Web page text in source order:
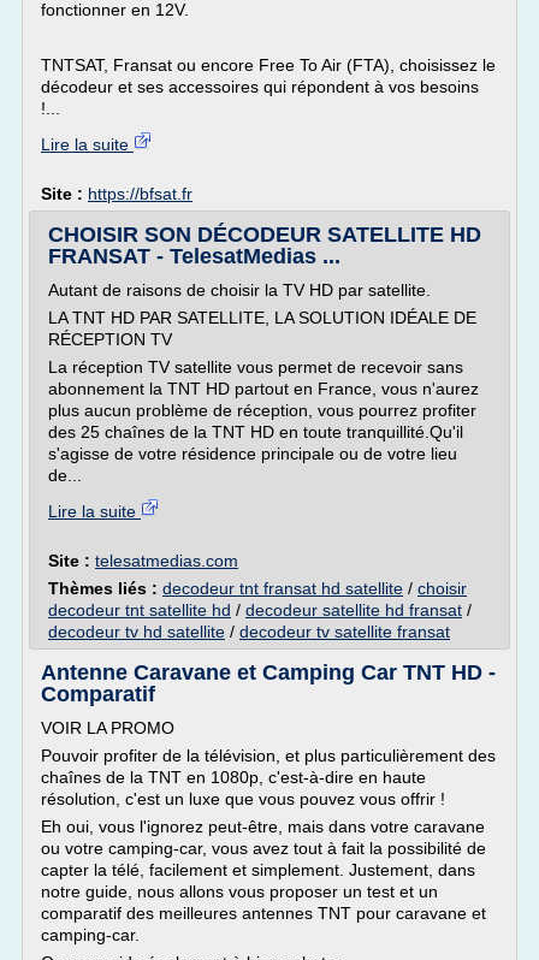
fonctionner en 12V.
TNTSAT, Fransat ou encore Free To Air (FTA), choisissez le
décodeur et ses accessoires qui répondent à vos besoins
!...
Lire la suite
Site : https://bfsat.fr
CHOISIR SON DÉCODEUR SATELLITE HD
FRANSAT - TelesatMedias ...
Autant de raisons de choisir la TV HD par satellite.
LA TNT HD PAR SATELLITE, LA SOLUTION IDÉALE DE
RÉCEPTION TV
La réception TV satellite vous permet de recevoir sans
abonnement la TNT HD partout en France, vous n'aurez
plus aucun problème de réception, vous pourrez profiter
des 25 chaînes de la TNT HD en toute tranquillité.Qu'il
s'agisse de votre résidence principale ou de votre lieu
de...
Lire la suite
Site : telesatmedias.com
Thèmes liés : decodeur tnt fransat hd satellite / choisir
decodeur tnt satellite hd / decodeur satellite hd fransat /
decodeur tv hd satellite / decodeur tv satellite fransat
Antenne Caravane et Camping Car TNT HD -
Comparatif
VOIR LA PROMO
Pouvoir profiter de la télévision, et plus particulièrement des
chaînes de la TNT en 1080p, c'est-à-dire en haute
résolution, c'est un luxe que vous pouvez vous offrir !
Eh oui, vous l'ignorez peut-être, mais dans votre caravane
ou votre camping-car, vous avez tout à fait la possibilité de
capter la télé, facilement et simplement. Justement, dans
notre guide, nous allons vous proposer un test et un
comparatif des meilleures antennes TNT pour caravane et
camping-car.